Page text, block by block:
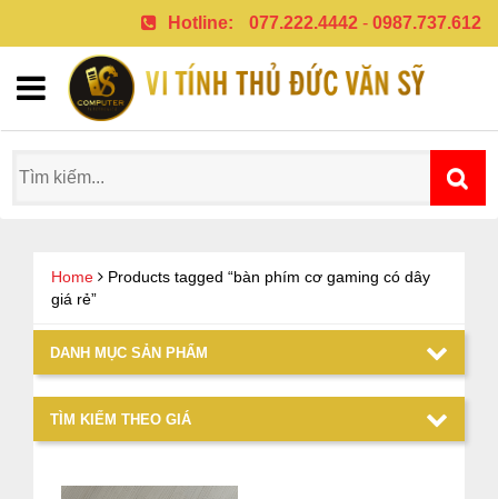
Hotline: 077.222.4442 - 0987.737.612
Home
Products tagged “bàn phím cơ gaming có dây
giá rẻ”
DANH MỤC SẢN PHẨM
TÌM KIẾM THEO GIÁ